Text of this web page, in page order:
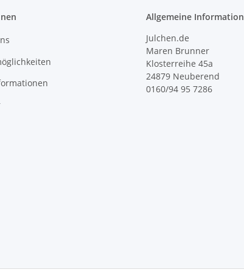
Allgemeine Information
Julchen.de
Maren Brunner
Klosterreihe 45a
24879 Neuberend
0160/94 95 7286